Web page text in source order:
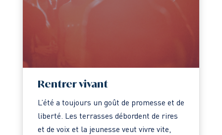
Rentrer vivant
L’été a toujours un goût de promesse et de
liberté. Les terrasses débordent de rires
et de voix et la jeunesse veut vivre vite,